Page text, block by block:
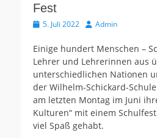
Fest
Veröffentlicht
5. Juli 2022 AutorAdmin
Einige hundert Menschen –
Lehrer und Lehrerinnen aus
unterschiedlichen Nationen
der Wilhelm-Schickard-
am letzten Montag im Juni
Kulturen“ mit einem
viel Spaß gehabt.